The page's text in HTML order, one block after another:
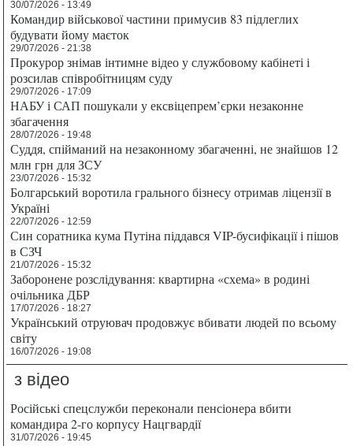
30/07/2026 - 13:49
Командир військової частини примусив 83 підлеглих
будувати йому маєток
29/07/2026 - 21:38
Прокурор знімав інтимне відео у службовому кабінеті і
розсилав співробітницям суду
29/07/2026 - 17:09
НАБУ і САП пошукали у ексвіцепрем’єрки незаконне
збагачення
28/07/2026 - 19:48
Суддя, спійманий на незаконному збагаченні, не знайшов 12
млн грн для ЗСУ
23/07/2026 - 15:32
Болгарський воротила грального бізнесу отримав ліцензії в
Україні
22/07/2026 - 12:59
Син соратника кума Путіна піддався VIP-бусифікації і пішов
в СЗЧ
21/07/2026 - 15:32
Заборонене розслідування: квартирна «схема» в родині
очільника ДБР
17/07/2026 - 18:27
Український отруювач продовжує вбивати людей по всьому
світу
16/07/2026 - 19:08
з відео
Російські спецслужби переконали пенсіонера вбити
командира 2-го корпусу Нацгвардії
31/07/2026 - 19:45